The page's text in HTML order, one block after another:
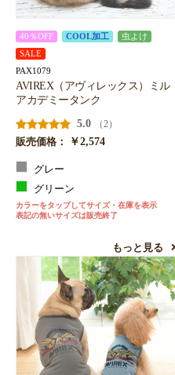
40％OFF COOL加工
虫よけ
SALE
PAX1079
AVIREX（アヴィレックス）ミル
アカデミータンク
5.0
（2）
販売価格：
￥2,574
グレー
グリーン
カラーをタップしてサイズ・在庫を表示
表記の無いサイズは販売終了
もっと見る